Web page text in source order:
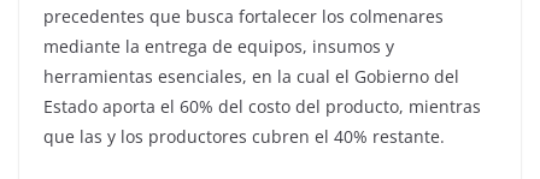
precedentes que busca fortalecer los colmenares
mediante la entrega de equipos, insumos y
herramientas esenciales, en la cual el Gobierno del
Estado aporta el 60% del costo del producto, mientras
que las y los productores cubren el 40% restante.